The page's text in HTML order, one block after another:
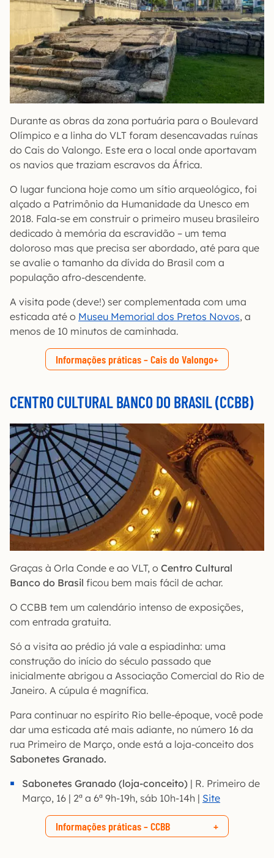
Durante as obras da zona portuária para o Boulevard
Olímpico e a linha do VLT foram desencavadas ruínas
do Cais do Valongo. Este era o local onde aportavam
os navios que traziam escravos da África.
O lugar funciona hoje como um sítio arqueológico, foi
alçado a Patrimônio da Humanidade da Unesco em
2018. Fala-se em construir o primeiro museu brasileiro
dedicado à memória da escravidão – um tema
doloroso mas que precisa ser abordado, até para que
se avalie o tamanho da dívida do Brasil com a
população afro-descendente.
A visita pode (deve!) ser complementada com uma
esticada até o Museu Memorial dos Pretos Novos, a
menos de 10 minutos de caminhada.
Informações práticas – Cais do Valongo
CENTRO CULTURAL BANCO DO BRASIL (CCBB)
Graças à Orla Conde e ao VLT, o Centro Cultural
Banco do Brasil ficou bem mais fácil de achar.
O CCBB tem um calendário intenso de exposições,
com entrada gratuita.
Só a visita ao prédio já vale a espiadinha: uma
construção do início do século passado que
inicialmente abrigou a Associação Comercial do Rio de
Janeiro. A cúpula é magnífica.
Para continuar no espírito Rio belle-époque, você pode
dar uma esticada até mais adiante, no número 16 da
rua Primeiro de Março, onde está a loja-conceito dos
Sabonetes Granado.
Sabonetes Granado (loja-conceito) | R. Primeiro de
Março, 16 | 2ª a 6ª 9h-19h, sáb 10h-14h | Site
Informações práticas – CCBB